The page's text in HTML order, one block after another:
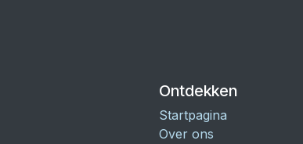
Ontdekken
Startpagina
Over ons